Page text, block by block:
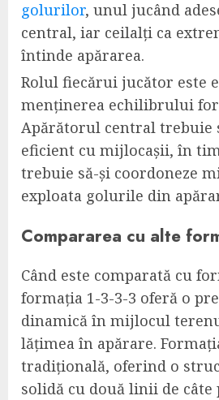
golurilor, unul jucând
central, iar ceilalți ca
întinde apărarea.
Rolul fiecărui jucător este
menținerea echilibrului
Apărătorul central trebuie
eficient cu mijlocașii, în
trebuie să-și coordoneze
exploata golurile din
Compararea cu alte
Când este comparată cu
formația 1-3-3-3 oferă o
dinamică în mijlocul
lățimea în apărare.
tradițională, oferind o
solidă cu două linii de câte